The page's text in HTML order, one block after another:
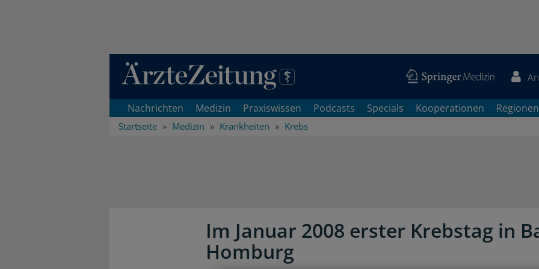
Direkt zum Inhaltsbereich
Nachrichten Medizin Praxiswissen Podcasts Specials Kooperationen Regionen
Startseite Medizin Krankheiten Krebs
Im Januar 2008 erster Krebstag in
Homburg